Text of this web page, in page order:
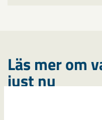
Läs mer om
just nu